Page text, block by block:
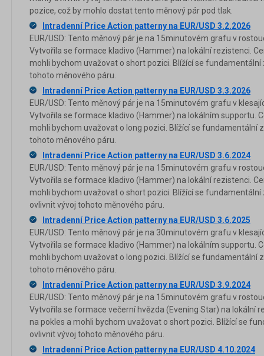
pozice, což by mohlo dostat tento měnový pár pod tlak.
Intradenní Price Action patterny na EUR/USD 3.2.2026
EUR/USD: Tento měnový pár je na 15minutovém grafu v
Vytvořila se formace kladivo (Hammer) na lokální rezistenci.
mohli bychom uvažovat o short pozici. Blížící se fundamentální
tohoto měnového páru.
Intradenní Price Action patterny na EUR/USD 3.3.2026
EUR/USD: Tento měnový pár je na 15minutovém grafu v
Vytvořila se formace kladivo (Hammer) na lokálním supportu.
mohli bychom uvažovat o long pozici. Blížící se fundamentální
tohoto měnového páru.
Intradenní Price Action patterny na EUR/USD 3.6.2024
EUR/USD: Tento měnový pár je na 15minutovém grafu v
Vytvořila se formace kladivo (Hammer) na lokální rezistenci.
mohli bychom uvažovat o short pozici. Blížící se fundamentální
ovlivnit vývoj tohoto měnového páru.
Intradenní Price Action patterny na EUR/USD 3.6.2025
EUR/USD: Tento měnový pár je na 30minutovém grafu v
Vytvořila se formace kladivo (Hammer) na lokálním supportu.
mohli bychom uvažovat o long pozici. Blížící se fundamentální
tohoto měnového páru.
Intradenní Price Action patterny na EUR/USD 3.9.2024
EUR/USD: Tento měnový pár je na 15minutovém grafu v
Vytvořila se formace večerní hvězda (Evening Star) na lokální
na pokles a mohli bychom uvažovat o short pozici. Blížící se
ovlivnit vývoj tohoto měnového páru.
Intradenní Price Action patterny na EUR/USD 4.10.2024